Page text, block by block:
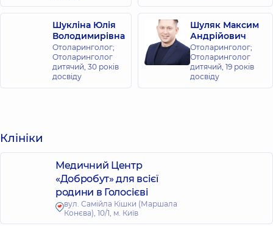
Шукліна Юлія
Володимирівна
Отоларинголог;
Отоларинголог
дитячий, 30 років
досвіду
Шуляк Максим
Андрійович
Отоларинголог;
Отоларинголог
дитячий, 19 років
досвіду
Клініки
Медичний Центр
«Добробут» для всієї
родини в Голосієві
вул. Самійла Кішки (Маршала
Конєва), 10/1, м. Київ